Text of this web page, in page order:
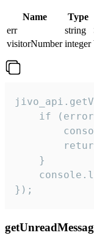
Name Type
err
string
visitorNumber integer
if
    }
});